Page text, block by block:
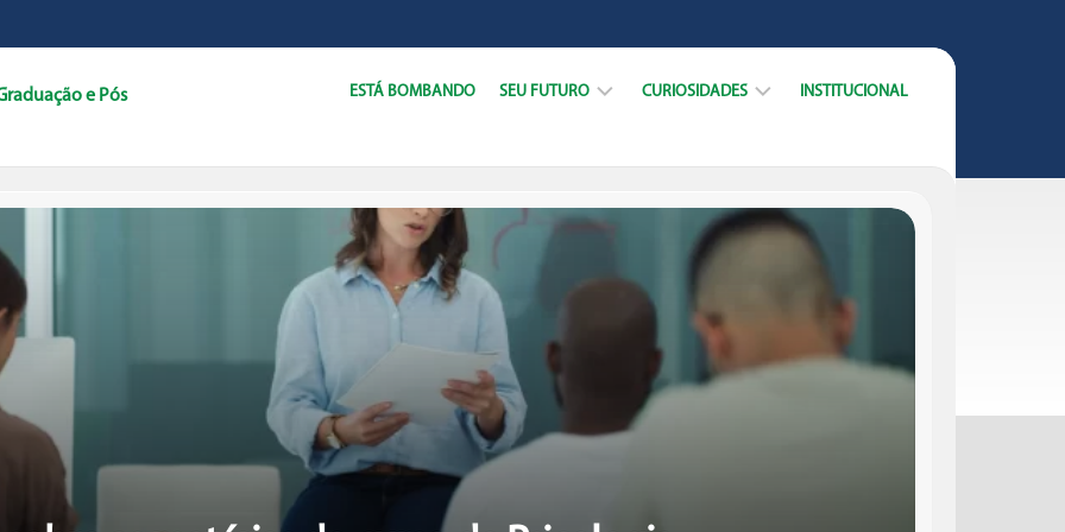
e Pós ESTÁ BOMBANDO SEU FUTURO
CARREIRA
CURSOS
CURIOSIDADES
DICAS
DATAS
INSTITUCIONAL